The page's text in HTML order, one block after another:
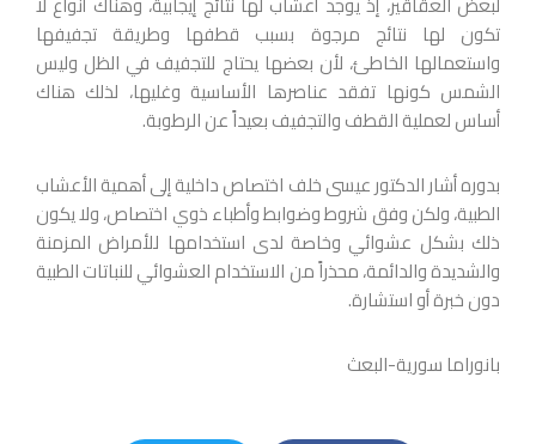
تكون لها نتائج مرجوة بسبب قطفها وطريقة تجفيفها
واستعمالها الخاطئ، لأن بعضها يحتاج للتجفيف في الظل وليس
الشمس كونها تفقد عناصرها الأساسية وغليها، لذلك هناك
أساس لعملية القطف والتجفيف بعيداً عن الرطوبة.
بدوره أشار الدكتور عيسى خلف اختصاص داخلية إلى أهمية الأعشاب
الطبية، ولكن وفق شروط وضوابط وأطباء ذوي اختصاص، ولا يكون
ذلك بشكل عشوائي وخاصة لدى استخدامها للأمراض المزمنة
والشديدة والدائمة، محذراً من الاستخدام العشوائي للنباتات الطبية
دون خبرة أو استشارة.
بانوراما سورية-البعث